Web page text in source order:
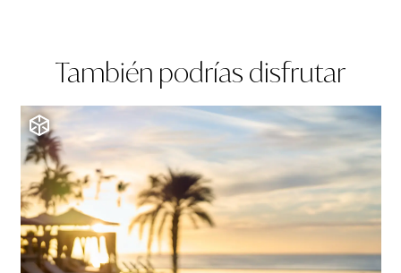
También podrías disfrutar